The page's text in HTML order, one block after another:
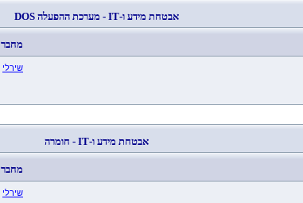
אבטחת מידע ו-IT - מערכת ההפעלה DOS
מחבר
שירלי
אבטחת מידע ו-IT - חומרה
מחבר
שירלי